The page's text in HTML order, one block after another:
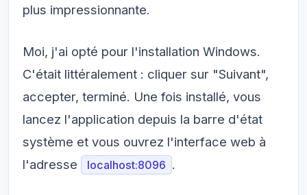
plus impressionnante.
Moi, j'ai opté pour l'installation Windows.
C'était littéralement : cliquer sur "Suivant",
accepter, terminé. Une fois installé, vous
lancez l'application depuis la barre d'état
système et vous ouvrez l'interface web à
l'adresse
localhost:8096 .